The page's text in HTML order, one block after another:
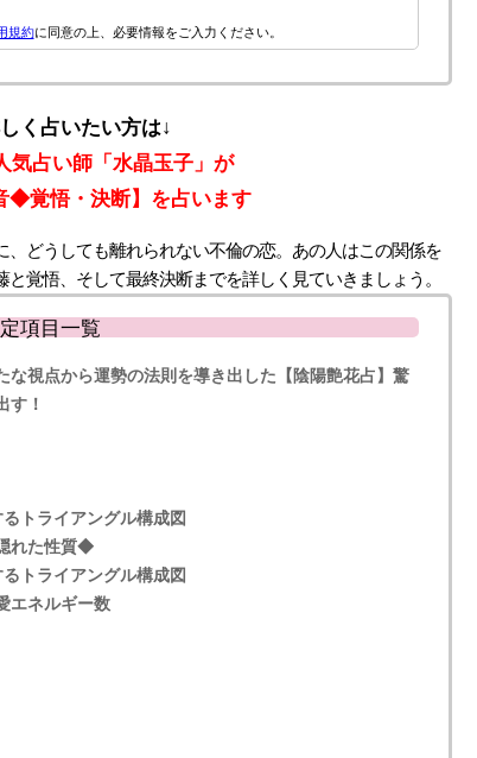
規約に同意の上、必要情報をご入力ください。
く占いたい方は↓
気占い師「水晶玉子」が
◆覚悟・決断】を占います
どうしても離れられない不倫の恋。あの人はこの関係を
覚悟、そして最終決断までを詳しく見ていきましょう。
項目一覧
な視点から運勢の法則を導き出した【陰陽艶花占】驚
す！
トライアングル構成図
れた性質◆
トライアングル構成図
エネルギー数